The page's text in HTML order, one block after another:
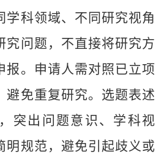
学科领域、不同研究视角
究问题，不直接将研究方
报。申请人需对照已立项
避免重复研究。选题表述
突出问题意识、学科视
明规范，避免引起歧义或